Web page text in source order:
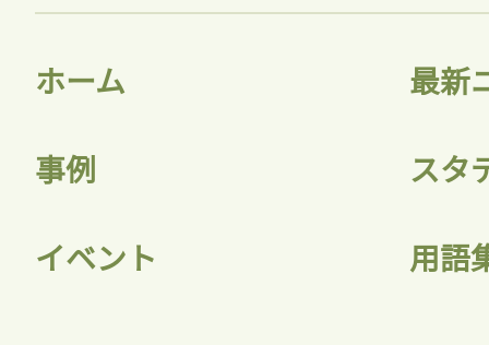
ホーム 最新
事例 スタ
イベント 用語